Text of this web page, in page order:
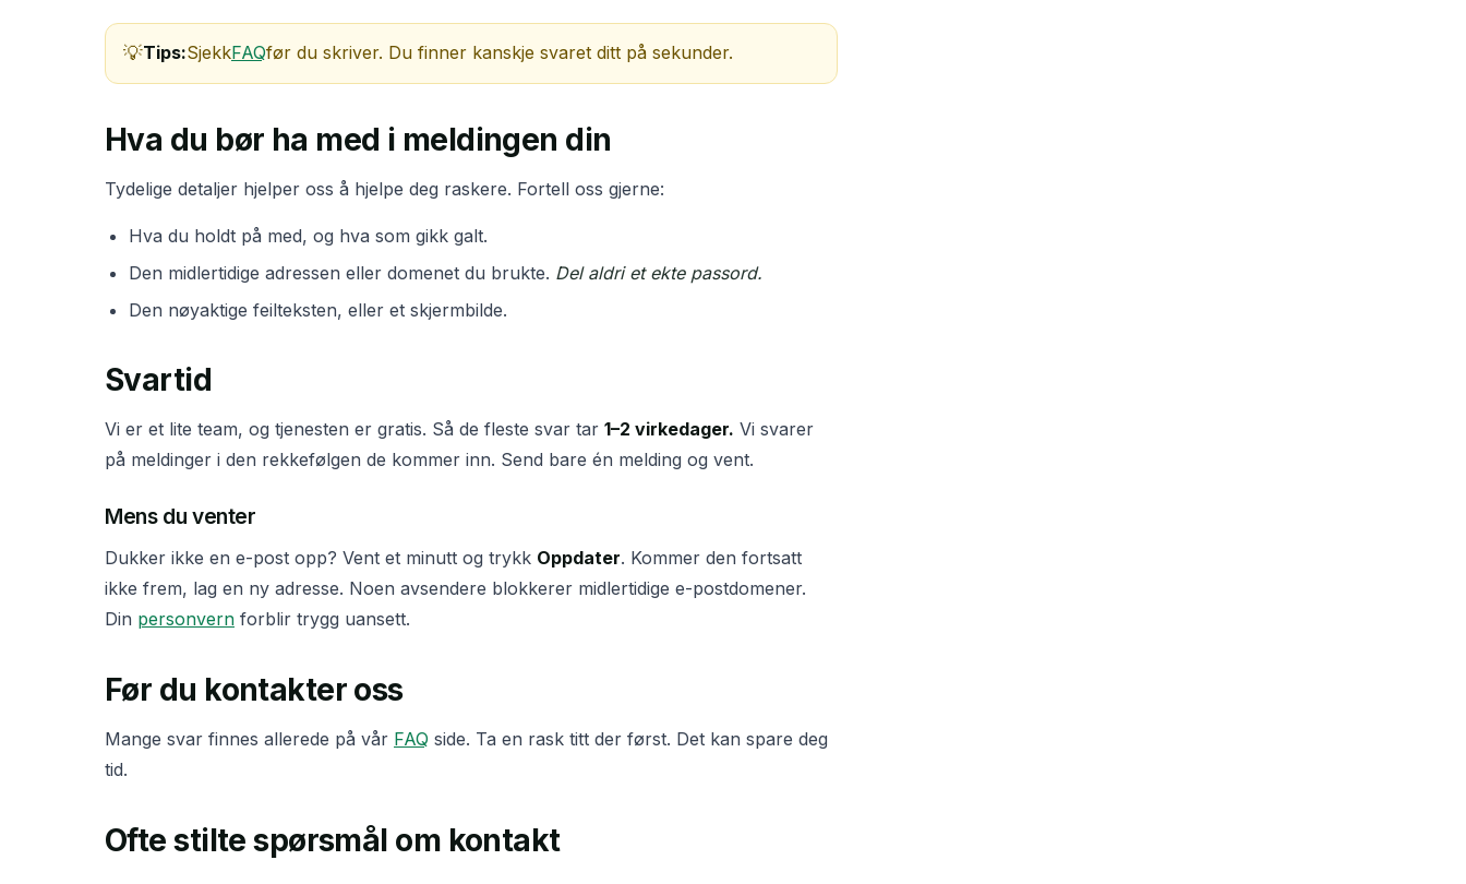
Tips:SjekkFAQfør du skriver. Du finner kanskje svaret ditt på sekunder.
Hva du bør ha med i meldingen din
Tydelige detaljer hjelper oss å hjelpe deg raskere. Fortell oss gjerne:
Hva du holdt på med, og hva som gikk galt.
Den midlertidige adressen eller domenet du brukte. Del aldri et ekte passord.
Den nøyaktige feilteksten, eller et skjermbilde.
Svartid
Vi er et lite team, og tjenesten er gratis. Så de fleste svar tar 1–2 virkedager. Vi svarer
på meldinger i den rekkefølgen de kommer inn. Send bare én melding og vent.
Mens du venter
Dukker ikke en e-post opp? Vent et minutt og trykk Oppdater. Kommer den fortsatt
ikke frem, lag en ny adresse. Noen avsendere blokkerer midlertidige e-postdomener.
Din personvern forblir trygg uansett.
Før du kontakter oss
Mange svar finnes allerede på vår FAQ side. Ta en rask titt der først. Det kan spare deg
tid.
Ofte stilte spørsmål om kontakt